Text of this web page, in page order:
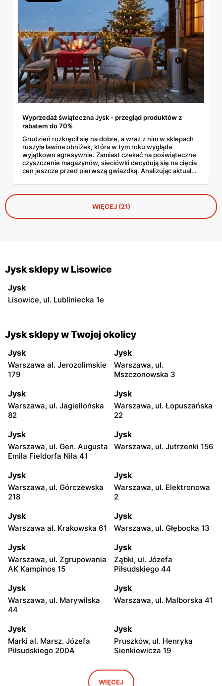
Wyprzedaż świąteczna Jysk - przegląd produktów z
rabatem do 70%
Grudzień rozkręcił się na dobre, a wraz z nim w sklepach
ruszyła lawina obniżek, która w tym roku wygląda
wyjątkowo agresywnie. Zamiast czekać na poświąteczne
czyszczenie magazynów, sieciówki decydują się na cięcia
cen jeszcze przed pierwszą gwiazdką. Analizując aktualne
oferując produkty z rabatami sięgającymi głębokich
kilkudziesięciu procent. To doskonały moment, by
uzupełnić braki w dekoracjach lub wymienić wysłużony
materac, nie rujnując przy tym domowego budżetu tuż
przed wizytą gości.
WIĘCEJ (21)
Jysk sklepy w Lisowice
Jysk
Lisowice, ul. Lubliniecka 1e
Jysk sklepy w Twojej okolicy
Jysk
Warszawa al. Jerozolimskie
179
Jysk
Warszawa, ul.
Mszczonowska 3
Jysk
Warszawa, ul. Jagiellońska
82
Jysk
Warszawa, ul. Łopuszańska
22
Jysk
Warszawa, ul. Gen. Augusta
Emila Fieldorfa Nila 41
Jysk
Warszawa, ul. Jutrzenki 156
Jysk
Warszawa, ul. Górczewska
218
Jysk
Warszawa, ul. Elektronowa
2
Jysk
Warszawa al. Krakowska 61
Jysk
Warszawa, ul. Głębocka 13
Jysk
Warszawa, ul. Zgrupowania
AK Kampinos 15
Jysk
Ząbki, ul. Józefa
Piłsudskiego 44
Jysk
Warszawa, ul. Marywilska
44
Jysk
Warszawa, ul. Malborska 41
Jysk
Marki al. Marsz. Józefa
Piłsudskiego 200A
Jysk
Pruszków, ul. Henryka
Sienkiewicza 19
Stara Iwiczna, ul. Nowa 4
Jysk
Wołomin, ul. Geodetów 2
WIĘCEJ